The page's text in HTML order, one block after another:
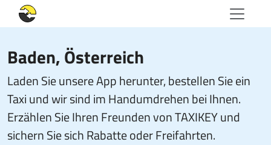
Baden, Österreich
Laden Sie unsere App herunter, bestellen Sie ein
Taxi und wir sind im Handumdrehen bei Ihnen.
Erzählen Sie Ihren Freunden von TAXIKEY und
sichern Sie sich Rabatte oder Freifahrten.